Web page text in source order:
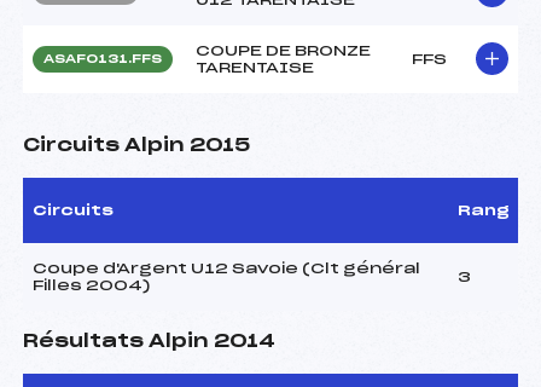
ASAF0131.FFS
COUPE DE BRONZE
TARENTAISE
FFS
Circuits Alpin 2015
Circuits Rang
Coupe d'Argent U12 Savoie (Clt général
Filles 2004)
3
Résultats Alpin 2014